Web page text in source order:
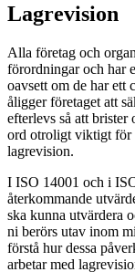
Lagrevision
Alla företag och
förordningar och har
oavsett om de har ett
åligger företaget att
efterlevs så att
ord otroligt viktigt för
lagrevision.
I ISO 14001 och i
återkommande
ska kunna utvärdera
ni berörs utav inom
förstå hur dessa
arbetar med